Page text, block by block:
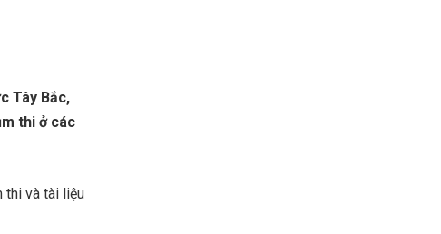
Tây Bắc,
thi ở các
thi và tài liệu